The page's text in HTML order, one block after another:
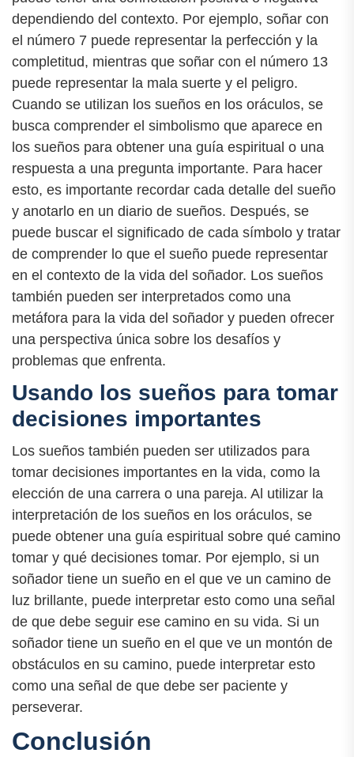
dependiendo del contexto. Por ejemplo, soñar con
el número 7 puede representar la perfección y la
completitud, mientras que soñar con el número 13
puede representar la mala suerte y el peligro.
Cuando se utilizan los sueños en los oráculos, se
busca comprender el simbolismo que aparece en
los sueños para obtener una guía espiritual o una
respuesta a una pregunta importante. Para hacer
esto, es importante recordar cada detalle del sueño
y anotarlo en un diario de sueños. Después, se
puede buscar el significado de cada símbolo y tratar
de comprender lo que el sueño puede representar
en el contexto de la vida del soñador. Los sueños
también pueden ser interpretados como una
metáfora para la vida del soñador y pueden ofrecer
una perspectiva única sobre los desafíos y
problemas que enfrenta.
Usando los sueños para tomar
decisiones importantes
Los sueños también pueden ser utilizados para
tomar decisiones importantes en la vida, como la
elección de una carrera o una pareja. Al utilizar la
interpretación de los sueños en los oráculos, se
puede obtener una guía espiritual sobre qué camino
tomar y qué decisiones tomar. Por ejemplo, si un
soñador tiene un sueño en el que ve un camino de
luz brillante, puede interpretar esto como una señal
de que debe seguir ese camino en su vida. Si un
soñador tiene un sueño en el que ve un montón de
obstáculos en su camino, puede interpretar esto
como una señal de que debe ser paciente y
perseverar.
Conclusión